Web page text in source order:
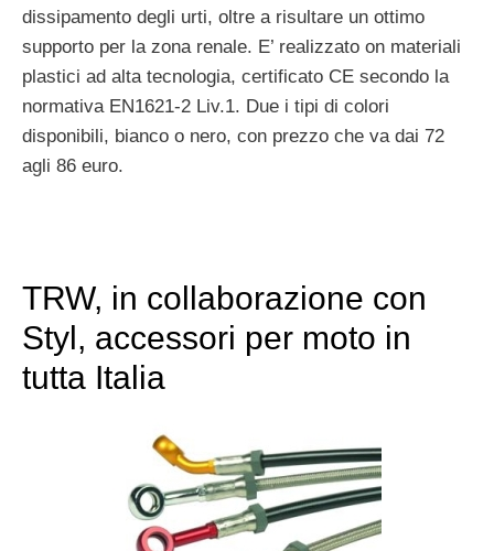
dissipamento degli urti, oltre a risultare un ottimo
supporto per la zona renale. E’ realizzato on materiali
plastici ad alta tecnologia, certificato CE secondo la
normativa EN1621-2 Liv.1. Due i tipi di colori
disponibili, bianco o nero, con prezzo che va dai 72
agli 86 euro.
TRW, in collaborazione con
Styl, accessori per moto in
tutta Italia